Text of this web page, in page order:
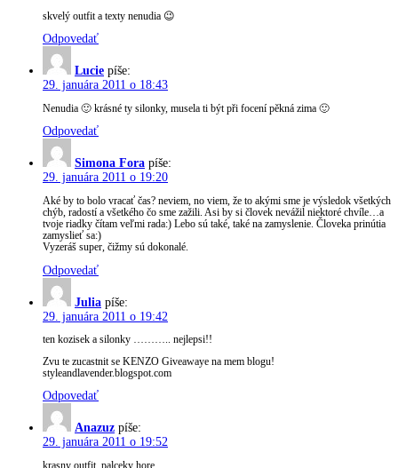
skvelý outfit a texty nenudia 😉
Odpovedať
Lucie píše:
29. januára 2011 o 18:43
Nenudia 🙂 krásné ty silonky, musela ti být při focení pěkná zima 🙂
Odpovedať
Simona Fora píše:
29. januára 2011 o 19:20
Aké by to bolo vracať čas? neviem, no viem, že to akými sme je výsledok všetkých
chýb, radostí a všetkého čo sme zažili. Asi by si človek nevážil niektoré chvíle…a
tvoje riadky čítam veľmi rada:) Lebo sú také, také na zamyslenie. Človeka prinútia
zamyslieť sa:)
Vyzeráš super, čižmy sú dokonalé.
Odpovedať
Julia píše:
29. januára 2011 o 19:42
ten kozisek a silonky ……….. nejlepsi!!
Zvu te zucastnit se KENZO Giveawaye na mem blogu!
styleandlavender.blogspot.com
Odpovedať
Anazuz píše:
29. januára 2011 o 19:52
krasny outfit, palceky hore.